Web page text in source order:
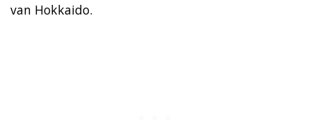
van Hokkaido.